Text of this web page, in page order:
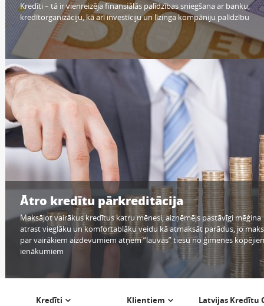
Kredīti – tā ir vienreizēja finansiālās palīdzības sniegšana ar banku,
kredītorganizāciju, kā arī investīciju un līzinga kompāniju palīdzību
Ātro kredītu pārkreditācija
Maksājot vairākus kredītus katru mēnesi, aizņēmējs pastāvīgi mēģina
atrast vieglāku un komfortablāku veidu kā atmaksāt parādus, jo
par vairākiem aizdevumiem atņem “lauvas” tiesu no ģimenes
ienākumiem
Kredīti Klientiem Latvijas Kredītu